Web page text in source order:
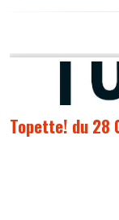
Topette! du 28